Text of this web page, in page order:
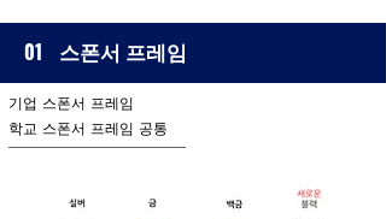
01 스폰서 프레임
기업 스폰서 프레임
학교 스폰서 프레임 공통